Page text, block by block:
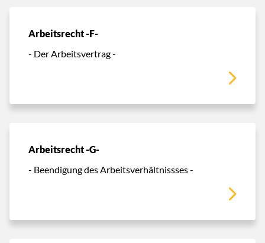
Arbeitsrecht -F-
- Der Arbeitsvertrag -
Arbeitsrecht -G-
- Beendigung des Arbeitsverhältnissses -